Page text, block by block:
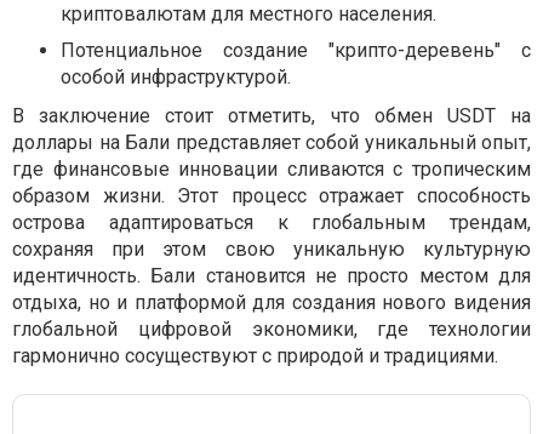
криптовалютам для местного населения.
Потенциальное создание "крипто-деревень" с
особой инфраструктурой.
В заключение стоит отметить, что обмен USDT на
доллары на Бали представляет собой уникальный опыт,
где финансовые инновации сливаются с тропическим
образом жизни. Этот процесс отражает способность
острова адаптироваться к глобальным трендам,
сохраняя при этом свою уникальную культурную
идентичность. Бали становится не просто местом для
отдыха, но и платформой для создания нового видения
глобальной цифровой экономики, где технологии
гармонично сосуществуют с природой и традициями.